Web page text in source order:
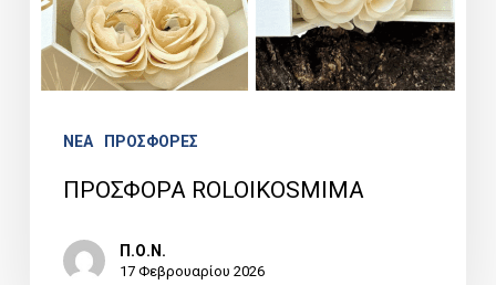
NEA ΠΡΟΣΦΟΡΕΣ
ΠΡΟΣΦΟΡΑ ROLOIKOSMIMA
Π.Ο.Ν.
17 Φεβρουαρίου 2026